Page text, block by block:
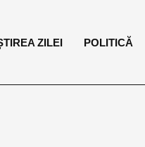
ZILEI POLITICĂ